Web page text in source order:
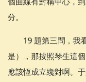
分。
19 題第三問，我
是），那按照琴生這個
應該恆成立纔對啊。